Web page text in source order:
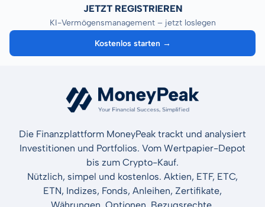
JETZT REGISTRIEREN
KI-Vermögensmanagement – jetzt loslegen
Kostenlos starten →
Die Finanzplattform MoneyPeak trackt und analysiert
Investitionen und Portfolios. Vom Wertpapier-Depot
bis zum Crypto-Kauf.
Nützlich, simpel und kostenlos. Aktien, ETF, ETC,
ETN, Indizes, Fonds, Anleihen, Zertifikate,